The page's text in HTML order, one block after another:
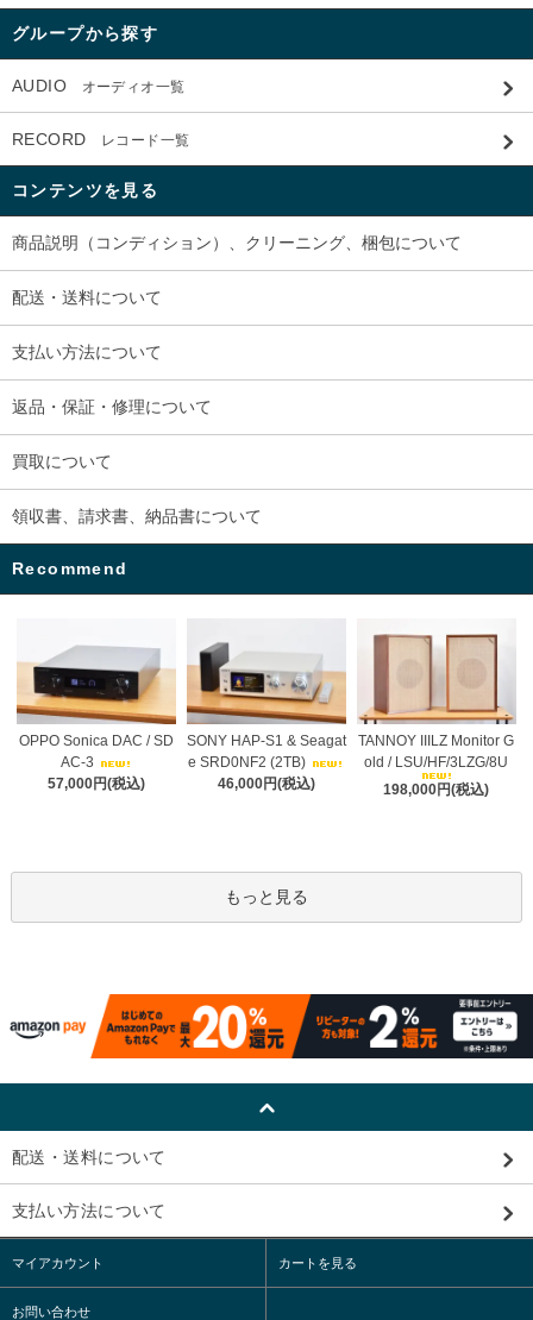
グループから探す
AUDIO オーディオ一覧
RECORD レコード一覧
コンテンツを見る
商品説明（コンディション）、クリーニング、梱包について
配送・送料について
支払い方法について
返品・保証・修理について
買取について
領収書、請求書、納品書について
Recommend
OPPO Sonica DAC / SD
AC-3
57,000円(税込)
SONY HAP-S1 & Seagat
e SRD0NF2 (2TB)
46,000円(税込)
TANNOY IIILZ Monitor G
old / LSU/HF/3LZG/8U
198,000円(税込)
もっと見る
配送・送料について
支払い方法について
マイアカウント カートを見る
お問い合わせ